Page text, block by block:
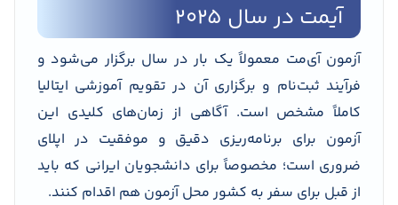
آیمت در سال ۲۰۲۵
آزمون آی‌مت معمولاً یک بار در سال برگزار می‌شود و
فرآیند ثبت‌نام و برگزاری آن در تقویم آموزشی ایتالیا
کاملاً مشخص است. آگاهی از زمان‌های کلیدی این
آزمون برای برنامه‌ریزی دقیق و موفقیت در اپلای
ضروری است؛ مخصوصاً برای دانشجویان ایرانی که باید
از قبل برای سفر به کشور محل آزمون هم اقدام کنند.